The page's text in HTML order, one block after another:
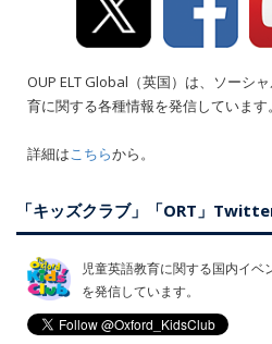
OUP ELT Global（英国）は、ソーシ
育に関する各種情報を発信しています。
詳細はこちらから。
「キッズクラブ」「ORT」
児童英語教育に関する国内イ
を発信しています。